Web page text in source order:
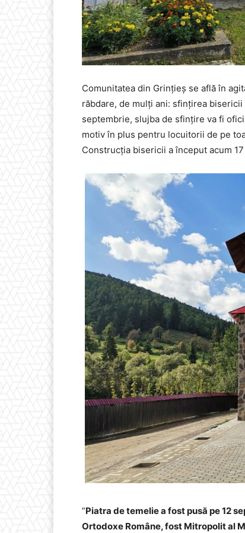
Comunitatea din Grințieș se află în
răbdare, de mulți ani: sfințirea
septembrie, slujba de sfințire va fi
motiv în plus pentru locuitorii de pe
Construcția bisericii a început acum 17
”Piatra de temelie a fost pusă pe 12
Ortodoxe Române, fost Mitropolit al